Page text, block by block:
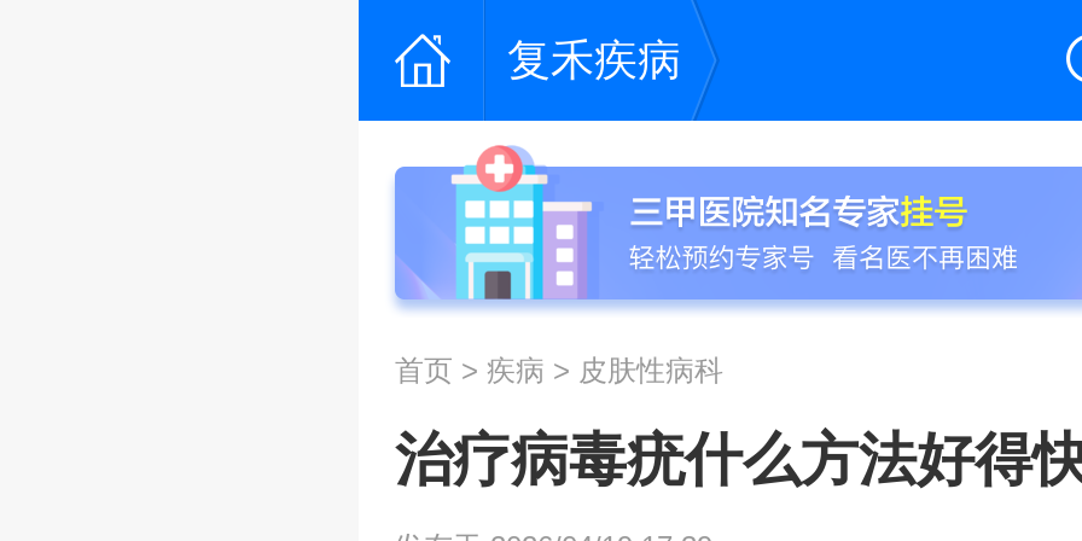
复禾疾病
首页 > 疾病 > 皮肤性病科
治疗病毒疣什么方法好得